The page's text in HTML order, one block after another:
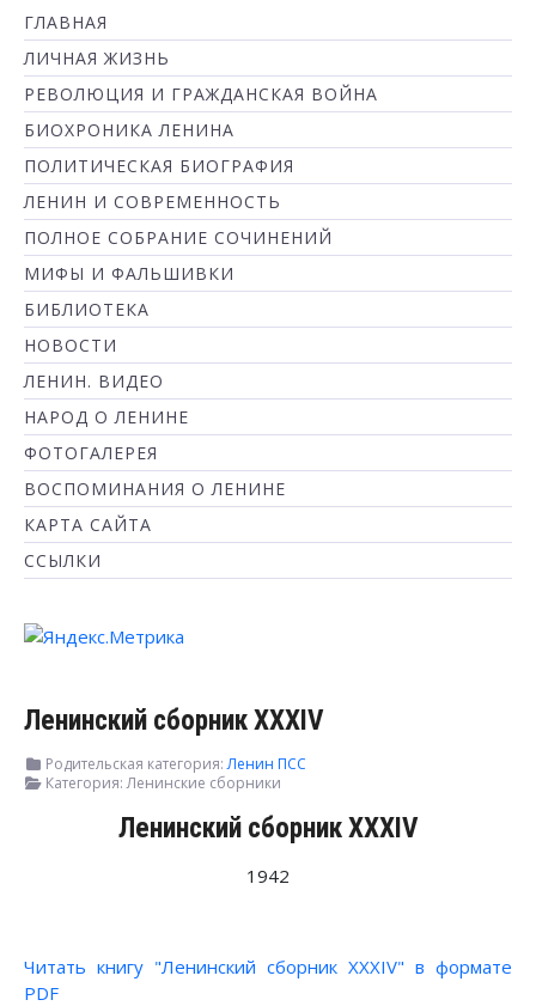
ГЛАВНАЯ
ЛИЧНАЯ ЖИЗНЬ
РЕВОЛЮЦИЯ И ГРАЖДАНСКАЯ ВОЙНА
БИОХРОНИКА ЛЕНИНА
ПОЛИТИЧЕСКАЯ БИОГРАФИЯ
ЛЕНИН И СОВРЕМЕННОСТЬ
ПОЛНОЕ СОБРАНИЕ СОЧИНЕНИЙ
МИФЫ И ФАЛЬШИВКИ
БИБЛИОТЕКА
НОВОСТИ
ЛЕНИН. ВИДЕО
НАРОД О ЛЕНИНЕ
ФОТОГАЛЕРЕЯ
ВОСПОМИНАНИЯ О ЛЕНИНЕ
КАРТА САЙТА
ССЫЛКИ
Ленинский сборник XXXIV
Родительская категория:Ленин ПСС
Категория:Ленинские сборники
Ленинский сборник XXXIV
1942
Читать книгу "Ленинский сборник XXXIV" в формате
PDF